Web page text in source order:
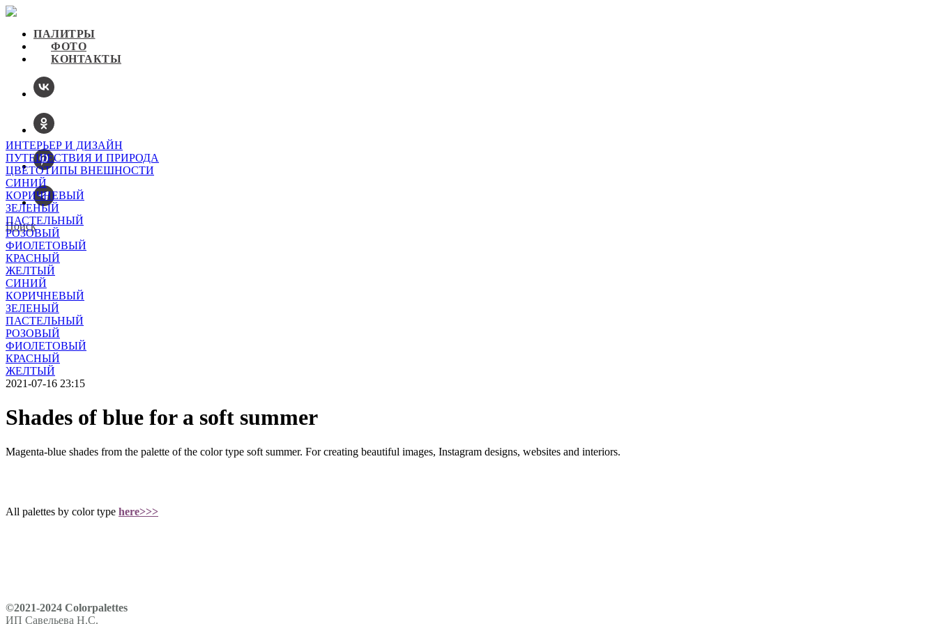
ПАЛИТРЫ
ФОТО
КОНТАКТЫ
Поиск
ИНТЕРЬЕР И ДИЗАЙН
ПУТЕШЕСТВИЯ И ПРИРОДА
ЦВЕТОТИПЫ ВНЕШНОСТИ
СИНИЙ
КОРИЧНЕВЫЙ
ЗЕЛЕНЫЙ
ПАСТЕЛЬНЫЙ
РОЗОВЫЙ
ФИОЛЕТОВЫЙ
КРАСНЫЙ
ЖЕЛТЫЙ
СИНИЙ
КОРИЧНЕВЫЙ
ЗЕЛЕНЫЙ
ПАСТЕЛЬНЫЙ
РОЗОВЫЙ
ФИОЛЕТОВЫЙ
КРАСНЫЙ
ЖЕЛТЫЙ
2021-07-16 23:15
Shades of blue for a soft summer
Magenta-blue shades from the palette of the color type soft summer. For creating beautiful images, Instagram designs, websites and interiors.
All palettes by color type here>>>
©2021-2024 Сolorpalettes
ИП Савельева Н.С.